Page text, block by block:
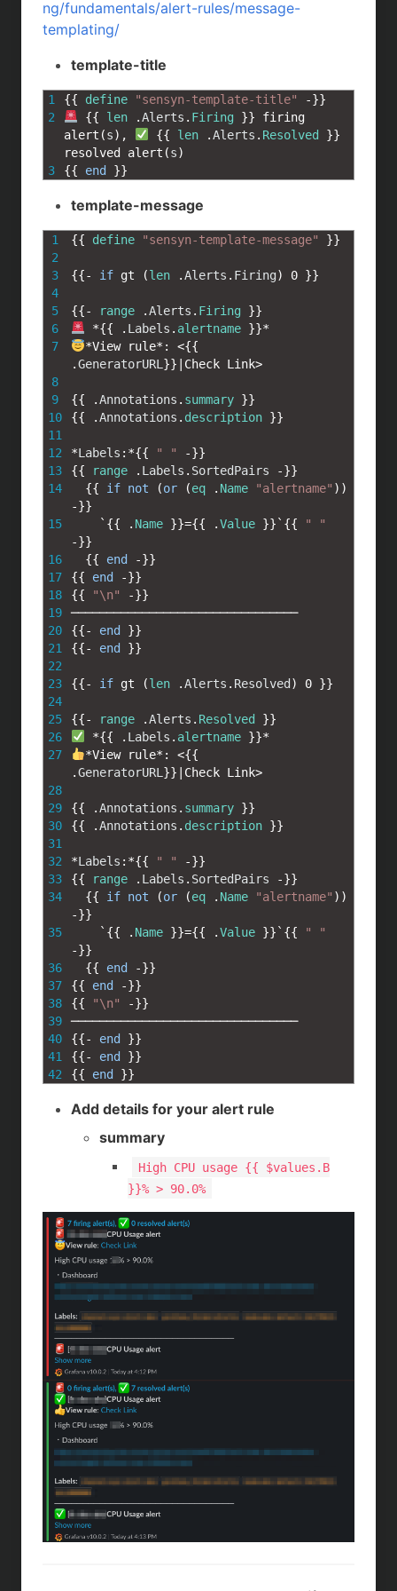
e
n
a
b
o
o
t
ng/fundamentals/alert-rules/message-
templating/
template-title
1
2
3
{{ define "sensyn-template-title" -}}
{{ len .Alerts . Firing }}
firing
alert (s) , {{ len .Alerts . Resolved }}
resolved alert (s)
{{ end }}
template-message
1
2
3
4
5
6
7
8
9
10
11
12
13
14
15
16
17
18
19
20
21
22
23
24
25
26
27
28
29
30
31
32
33
34
35
36
37
38
39
40
41
42
{{ define "sensyn-template-message" }}
{{- if gt (len .Alerts . Firing) 0 }}
{{- range .Alerts . Firing }}
*{{ . Labels . alertname }}*
*View rule* : <{{
.GeneratorURL }} Check Link>
{{ .Annotations . summary }}
{{ .Annotations . description }}
*Labels : *{{ " " -}}
{{ range . Labels . SortedPairs -}}
{{ if not (or (eq . Name "alertname" ) )
-}}
` {{ . Name }}={{ .Value }} ` {{
" "
-}}
{{ end -}}
{{ end -}}
{{ "\n" -}}
────────────────────────────────
{{- end }}
{{- end }}
{{- if gt (len .Alerts . Resolved ) 0 }}
{{- range .Alerts . Resolved }}
*{{ . Labels . alertname }}*
*View rule* : <{{
.GeneratorURL }} Check Link>
{{ .Annotations . summary }}
{{ .Annotations . description }}
*Labels : *{{ " " -}}
{{ range . Labels . SortedPairs -}}
{{ if not (or (eq . Name "alertname" ) )
-}}
` {{ . Name }}={{ .Value }} ` {{
" "
-}}
{{ end -}}
{{ end -}}
{{ "\n" -}}
────────────────────────────────
{{- end }}
{{- end }}
{{ end }}
Add details for your alert rule
summary
High CPU usage {{ $values.B
}}% > 90.0%